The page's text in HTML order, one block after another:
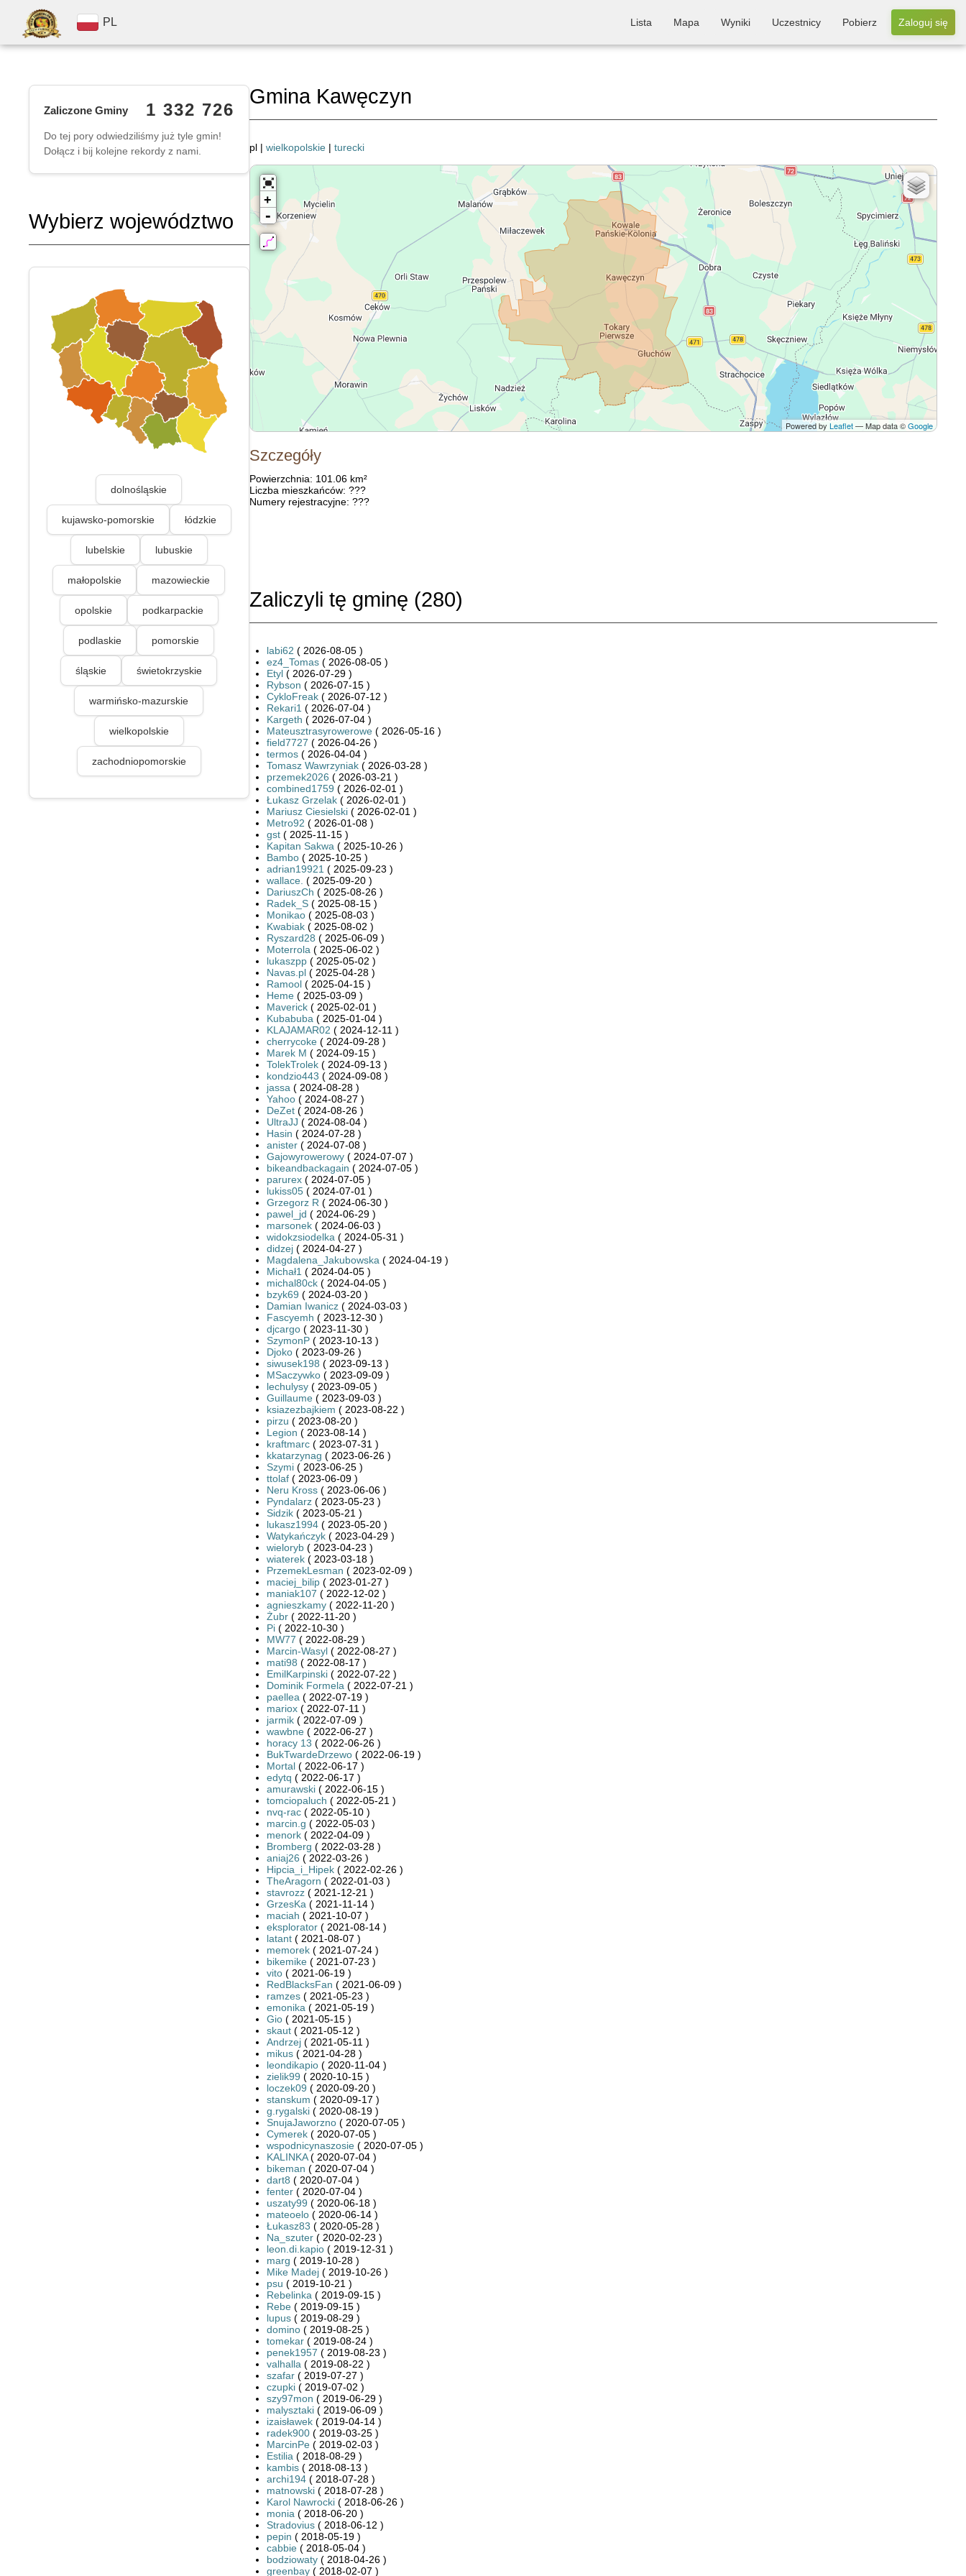
PL Lista Mapa Wyniki Uczestnicy Pobierz Zaloguj się
Zaliczone Gminy 1 332 726
Do tej pory odwiedziliśmy już tyle gmin!
Dołącz i bij kolejne rekordy z nami.
Wybierz województwo
dolnośląskie
kujawsko-pomorskie łódzkie
lubelskie lubuskie
małopolskie mazowieckie
opolskie podkarpackie
podlaskie pomorskie
śląskie świetokrzyskie
warmińsko-mazurskie
wielkopolskie
zachodniopomorskie
Gmina Kawęczyn
pl | wielkopolskie| turecki
+
-
Powered byLeaflet— Map data ©Google
Szczegóły
Powierzchnia: 101.06 km²
Liczba mieszkańców: ???
Numery rejestracyjne: ???
Zaliczyli tę gminę (280)
labi62 ( 2026-08-05 )
ez4_Tomas( 2026-08-05 )
Etyl( 2026-07-29 )
Rybson ( 2026-07-15 )
CykloFreak( 2026-07-12 )
Rekari1 ( 2026-07-04 )
Kargeth ( 2026-07-04 )
Mateusztrasyrowerowe( 2026-05-16 )
field7727 ( 2026-04-26 )
termos( 2026-04-04 )
Tomasz Wawrzyniak( 2026-03-28 )
przemek2026 ( 2026-03-21 )
combined1759 ( 2026-02-01 )
Łukasz Grzelak( 2026-02-01 )
Mariusz Ciesielski( 2026-02-01 )
Metro92 ( 2026-01-08 )
gst( 2025-11-15 )
Kapitan Sakwa ( 2025-10-26 )
Bambo( 2025-10-25 )
adrian19921 ( 2025-09-23 )
wallace. ( 2025-09-20 )
DariuszCh ( 2025-08-26 )
Radek_S( 2025-08-15 )
Monikao( 2025-08-03 )
Kwabiak( 2025-08-02 )
Ryszard28 ( 2025-06-09 )
Moterrola ( 2025-06-02 )
lukaszpp( 2025-05-02 )
Navas.pl( 2025-04-28 )
Ramool( 2025-04-15 )
Heme( 2025-03-09 )
Maverick( 2025-02-01 )
Kubabuba ( 2025-01-04 )
KLAJAMAR02 ( 2024-12-11 )
cherrycoke( 2024-09-28 )
Marek M ( 2024-09-15 )
TolekTrolek( 2024-09-13 )
kondzio443 ( 2024-09-08 )
jassa ( 2024-08-28 )
Yahoo ( 2024-08-27 )
DeZet( 2024-08-26 )
UltraJJ ( 2024-08-04 )
Hasin ( 2024-07-28 )
anister( 2024-07-08 )
Gajowyrowerowy( 2024-07-07 )
bikeandbackagain ( 2024-07-05 )
parurex( 2024-07-05 )
lukiss05( 2024-07-01 )
Grzegorz R ( 2024-06-30 )
pawel_jd ( 2024-06-29 )
marsonek( 2024-06-03 )
widokzsiodelka ( 2024-05-31 )
didzej( 2024-04-27 )
Magdalena_Jakubowska ( 2024-04-19 )
Michał1 ( 2024-04-05 )
michal80ck( 2024-04-05 )
bzyk69 ( 2024-03-20 )
Damian Iwanicz( 2024-03-03 )
Fascyemh ( 2023-12-30 )
djcargo( 2023-11-30 )
SzymonP( 2023-10-13 )
Djoko( 2023-09-26 )
siwusek198 ( 2023-09-13 )
MSaczywko( 2023-09-09 )
lechulysy( 2023-09-05 )
Guillaume( 2023-09-03 )
ksiazezbajkiem ( 2023-08-22 )
pirzu ( 2023-08-20 )
Legion ( 2023-08-14 )
kraftmarc( 2023-07-31 )
kkatarzynag ( 2023-06-26 )
Szymi( 2023-06-25 )
ttolaf( 2023-06-09 )
Neru Kross( 2023-06-06 )
Pyndalarz( 2023-05-23 )
Sidzik ( 2023-05-21 )
lukasz1994( 2023-05-20 )
Watykańczyk( 2023-04-29 )
wieloryb( 2023-04-23 )
wiaterek( 2023-03-18 )
PrzemekLesman ( 2023-02-09 )
maciej_bilip( 2023-01-27 )
maniak107 ( 2022-12-02 )
agnieszkamy( 2022-11-20 )
Żubr( 2022-11-20 )
Pi( 2022-10-30 )
MW77 ( 2022-08-29 )
Marcin-Wasyl( 2022-08-27 )
mati98 ( 2022-08-17 )
EmilKarpinski( 2022-07-22 )
Dominik Formela ( 2022-07-21 )
paellea ( 2022-07-19 )
mariox( 2022-07-11 )
jarmik( 2022-07-09 )
wawbne( 2022-06-27 )
horacy 13 ( 2022-06-26 )
BukTwardeDrzewo( 2022-06-19 )
Mortal( 2022-06-17 )
edytq ( 2022-06-17 )
amurawski( 2022-06-15 )
tomciopaluch ( 2022-05-21 )
nvq-rac( 2022-05-10 )
marcin.g ( 2022-05-03 )
menork( 2022-04-09 )
Bromberg ( 2022-03-28 )
aniaj26 ( 2022-03-26 )
Hipcia_i_Hipek( 2022-02-26 )
TheAragorn ( 2022-01-03 )
stavrozz( 2021-12-21 )
GrzesKa ( 2021-11-14 )
maciah ( 2021-10-07 )
eksplorator( 2021-08-14 )
latant( 2021-08-07 )
memorek( 2021-07-24 )
bikemike( 2021-07-23 )
vito( 2021-06-19 )
RedBlacksFan ( 2021-06-09 )
ramzes( 2021-05-23 )
emonika ( 2021-05-19 )
Gio( 2021-05-15 )
skaut( 2021-05-12 )
Andrzej ( 2021-05-11 )
mikus( 2021-04-28 )
leondikapio( 2020-11-04 )
zielik99 ( 2020-10-15 )
loczek09 ( 2020-09-20 )
stanskum ( 2020-09-17 )
g.rygalski( 2020-08-19 )
SnujaJaworzno( 2020-07-05 )
Cymerek( 2020-07-05 )
wspodnicynaszosie( 2020-07-05 )
KALINKA( 2020-07-04 )
bikeman ( 2020-07-04 )
dart8 ( 2020-07-04 )
fenter( 2020-07-04 )
uszaty99 ( 2020-06-18 )
mateoelo( 2020-06-14 )
Łukasz83 ( 2020-05-28 )
Na_szuter( 2020-02-23 )
leon.di.kapio( 2019-12-31 )
marg ( 2019-10-28 )
Mike Madej( 2019-10-26 )
psu ( 2019-10-21 )
Rebelinka ( 2019-09-15 )
Rebe( 2019-09-15 )
lupus( 2019-08-29 )
domino( 2019-08-25 )
tomekar( 2019-08-24 )
penek1957 ( 2019-08-23 )
valhalla ( 2019-08-22 )
szafar( 2019-07-27 )
czupki( 2019-07-02 )
szy97mon ( 2019-06-29 )
malysztaki( 2019-06-09 )
izaisławek( 2019-04-14 )
radek900( 2019-03-25 )
MarcinPe( 2019-02-03 )
Estilia ( 2018-08-29 )
kambis( 2018-08-13 )
archi194( 2018-07-28 )
matnowski( 2018-07-28 )
Karol Nawrocki( 2018-06-26 )
monia ( 2018-06-20 )
Stradovius( 2018-06-12 )
pepin ( 2018-05-19 )
cabbie( 2018-05-04 )
bodziowaty( 2018-04-26 )
greenbay( 2018-02-07 )